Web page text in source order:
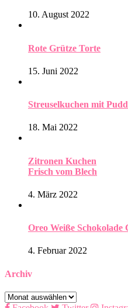
10. August 2022
Rote Grütze Torte
15. Juni 2022
Streuselkuchen mit
18. Mai 2022
Zitronen Kuchen
Frisch vom Blech
4. März 2022
Oreo Weiße Schokolade
4. Februar 2022
Archiv
Archiv